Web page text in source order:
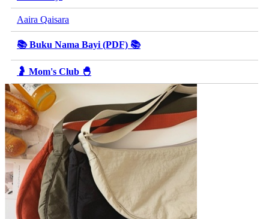
Aaira Qaisara
📚 Buku Nama Bayi (PDF) 📚
🤰 Mom's Club 🐣